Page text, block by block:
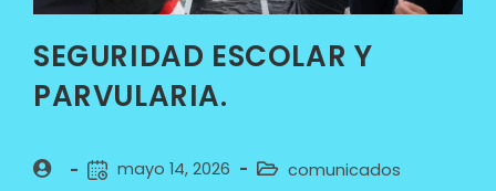
SEGURIDAD ESCOLAR Y
PARVULARIA.
mayo 14, 2026 comunicados